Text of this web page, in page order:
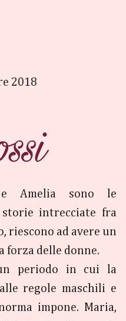
2018
Amelia sono le
intrecciate fra
riescono ad avere un
forza delle donne.
un periodo in cui la
regole maschili e
impone. Maria,